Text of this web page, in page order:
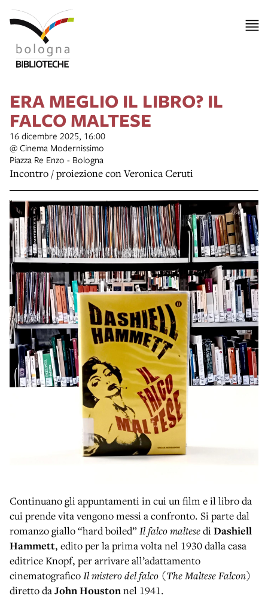
ERA MEGLIO IL LIBRO? IL
FALCO MALTESE
16 dicembre 2025, 16:00
@ Cinema Modernissimo
Piazza Re Enzo - Bologna
Incontro / proiezione con Veronica Ceruti
Continuano gli appuntamenti in cui un film e il libro da
cui prende vita vengono messi a confronto. Si parte dal
romanzo giallo “hard boiled”Il falco maltesediDashiell
Hammett, edito per la prima volta nel 1930 dalla casa
editrice Knopf, per arrivare all’adattamento
cinematograficoIl mistero del falco (The Maltese Falcon)
diretto daJohn Houstonnel 1941.